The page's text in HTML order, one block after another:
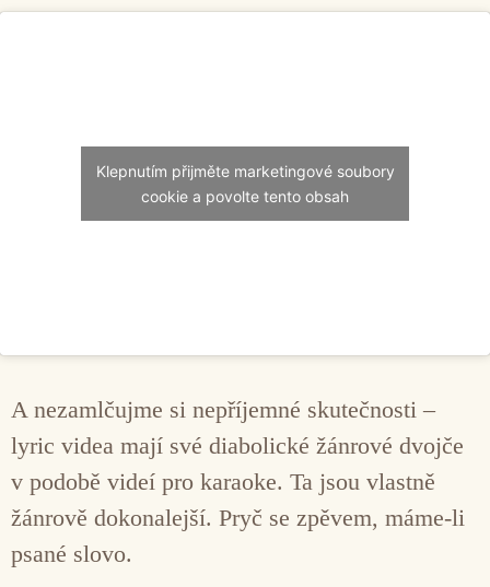
Klepnutím přijměte marketingové soubory
cookie a povolte tento obsah
A nezamlčujme si nepříjemné skutečnosti –
lyric videa mají své diabolické žánrové dvojče
v podobě videí pro karaoke. Ta jsou vlastně
žánrově dokonalejší. Pryč se zpěvem, máme-li
psané slovo.